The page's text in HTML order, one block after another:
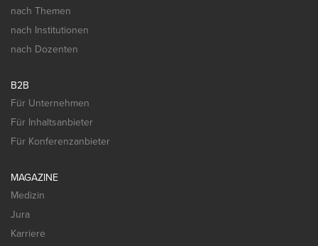
nach Themen
nach Institutionen
nach Dozenten
B2B
Für Unternehmen
Für Inhaltsanbieter
Für Konferenzanbieter
MAGAZINE
Medizin
Jura
Karriere